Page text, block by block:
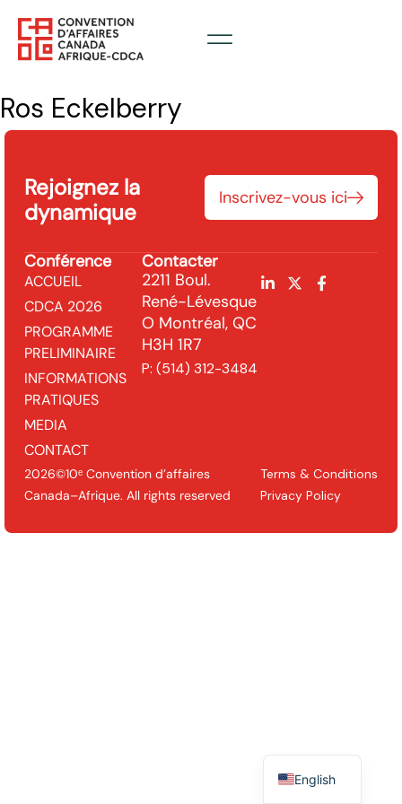
Ros Eckelberry
Rejoignez la
dynamique
Inscrivez-vous ici
Conférence
ACCUEIL
CDCA 2026
PROGRAMME
PRELIMINAIRE
INFORMATIONS
PRATIQUES
MEDIA
CONTACT
Contacter
2211 Boul.
René-Lévesque
O Montréal, QC
H3H 1R7
P: (514) 312-3484
2026©10ᵉ Convention d’affaires
Canada–Afrique. All rights reserved
Terms & Conditions
Privacy Policy
English